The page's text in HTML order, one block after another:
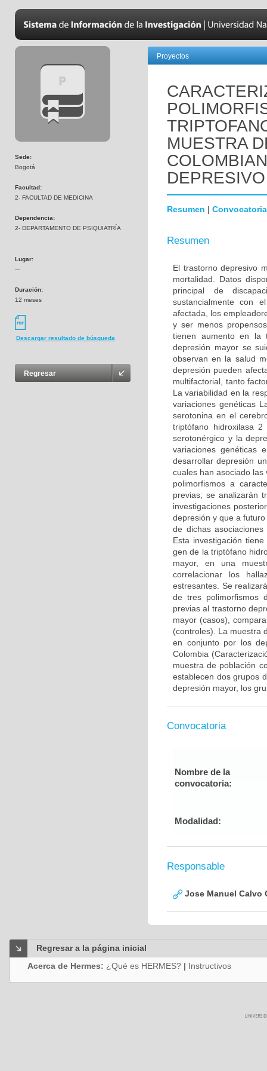
Sede:
Bogotá
Facultad:
2- FACULTAD DE MEDICINA
Dependencia:
2- DEPARTAMENTO DE PSIQUIATRÍA
Lugar:
---
Duración:
12 meses
Descargar resultado de búsqueda
Regresar
Proyectos
MUESTRA
Resumen | Convocatoria
Resumen
El trastorno depresivo
mortalidad. Datos
principal de
sustancialmente con
afectada, los
y ser menos
tienen aumento en la
depresión mayor se
observan en la salud
depresión pueden
multifactorial, tanto
La variabilidad en la
variaciones genéticas
serotonina en el
triptófano hidroxilasa
serotonérgico y la
variaciones genéticas
desarrollar depresión
cuales han asociado
polimorfismos a
previas; se analizarán
investigaciones
depresión y que a
de dichas
Esta investigación
gen de la triptófano
mayor, en una
correlacionar los
estresantes. Se
de tres polimorfismos
previas al trastorno
mayor (casos),
(controles). La muestra
en conjunto por los
Colombia
muestra de población
establecen dos grupos
depresión mayor, los
Convocatoria
Nombre de la
convocatoria:
Modalidad:
Responsable
Jose Manuel Calvo
Regresar a la página inicial
Acerca de Hermes: ¿Qué es HERMES? | Instructivos